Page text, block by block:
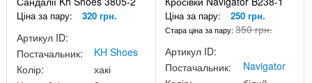
Ціна за пару: 320 грн.
Артикул ID:
Постачальник:
KH Shoes
Колір:
хакі
Ціна за пару: 250 грн.
Стара ціна за пару:350 грн.
Артикул ID:
Постачальник:
Navigator